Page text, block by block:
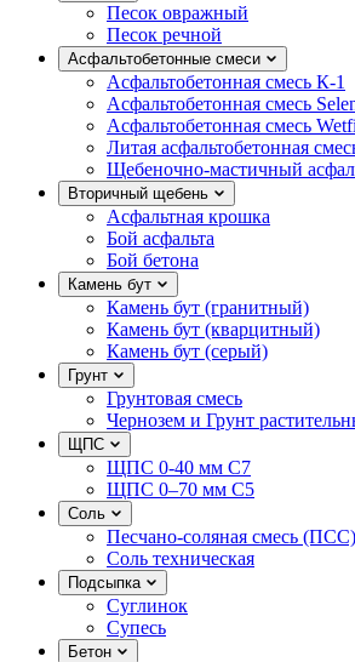
Песок овражный
Песок речной
Асфальтобетонные смеси
Асфальтобетонная смесь К-1
Асфальтобетонная смесь
Асфальтобетонная смесь
Литая асфальтобетонная
Щебеночно-мастичный
Вторичный щебень
Асфальтная крошка
Бой асфальта
Бой бетона
Камень бут
Камень бут (гранитный)
Камень бут (кварцитный)
Камень бут (серый)
Грунт
Грунтовая смесь
Чернозем и Грунт
ЩПС
ЩПС 0-40 мм С7
ЩПС 0–70 мм С5
Соль
Песчано-соляная смесь (ПСС)
Соль техническая
Подсыпка
Суглинок
Супесь
Бетон